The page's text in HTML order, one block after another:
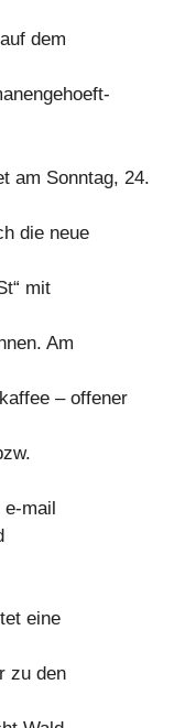
dem
am Sonntag, 24.
die neue
mit
Am
– offener
e-mail
eine
zu den